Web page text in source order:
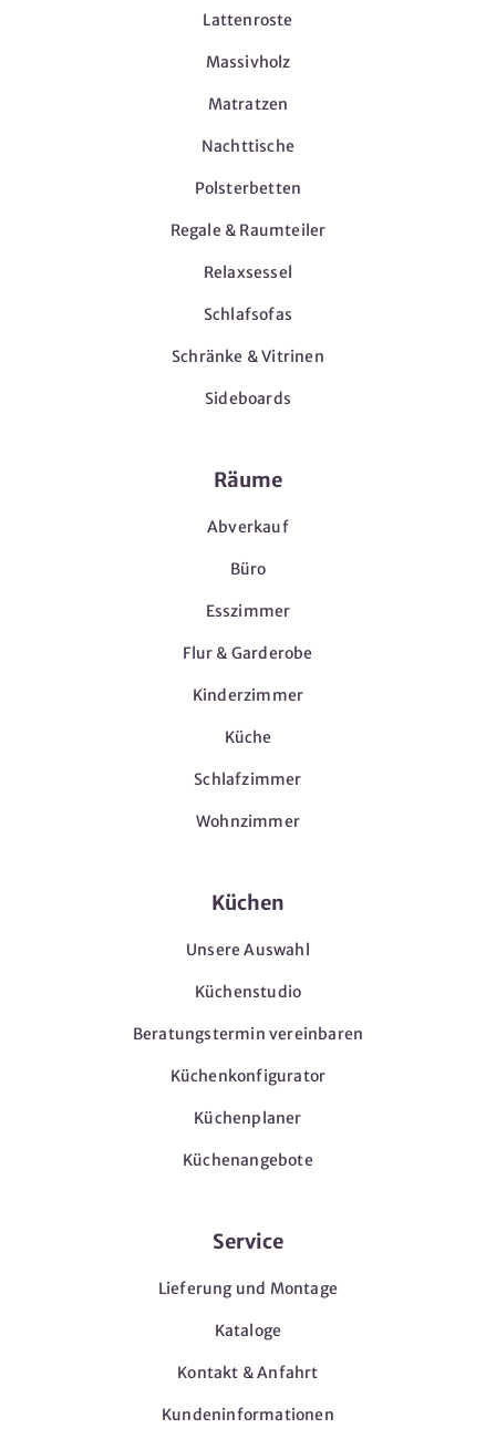
Lattenroste
Massivholz
Matratzen
Nachttische
Polsterbetten
Regale & Raumteiler
Relaxsessel
Schlafsofas
Schränke & Vitrinen
Sideboards
Räume
Abverkauf
Büro
Esszimmer
Flur & Garderobe
Kinderzimmer
Küche
Schlafzimmer
Wohnzimmer
Küchen
Unsere Auswahl
Küchenstudio
Beratungstermin vereinbaren
Küchenkonfigurator
Küchenplaner
Küchenangebote
Service
Lieferung und Montage
Kataloge
Kontakt & Anfahrt
Kundeninformationen